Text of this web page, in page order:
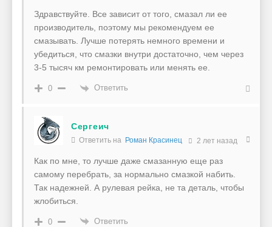
Здравствуйте. Все зависит от того, смазал ли ее
производитель, поэтому мы рекомендуем ее
смазывать. Лучше потерять немного времени и
убедиться, что смазки внутри достаточно, чем через
3-5 тысяч км ремонтировать или менять ее.
0 Ответить
Сергеич
Ответить на Роман Красинец 2 лет назад
Как по мне, то лучше даже смазанную еще раз
самому перебрать, за нормально смазкой набить.
Так надежней. А рулевая рейка, не та деталь, чтобы
жлобиться.
0 Ответить